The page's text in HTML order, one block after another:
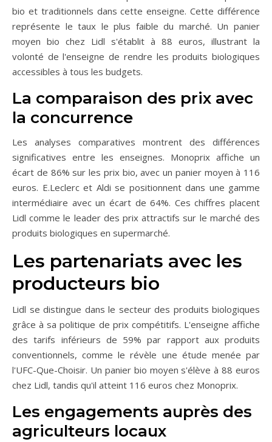
bio et traditionnels dans cette enseigne. Cette différence
représente le taux le plus faible du marché. Un panier
moyen bio chez Lidl s'établit à 88 euros, illustrant la
volonté de l'enseigne de rendre les produits biologiques
accessibles à tous les budgets.
La comparaison des prix avec
la concurrence
Les analyses comparatives montrent des différences
significatives entre les enseignes. Monoprix affiche un
écart de 86% sur les prix bio, avec un panier moyen à 116
euros. E.Leclerc et Aldi se positionnent dans une gamme
intermédiaire avec un écart de 64%. Ces chiffres placent
Lidl comme le leader des prix attractifs sur le marché des
produits biologiques en supermarché.
Les partenariats avec les
producteurs bio
Lidl se distingue dans le secteur des produits biologiques
grâce à sa politique de prix compétitifs. L'enseigne affiche
des tarifs inférieurs de 59% par rapport aux produits
conventionnels, comme le révèle une étude menée par
l'UFC-Que-Choisir. Un panier bio moyen s'élève à 88 euros
chez Lidl, tandis qu'il atteint 116 euros chez Monoprix.
Les engagements auprès des
agriculteurs locaux